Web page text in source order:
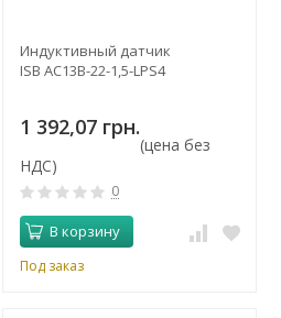
Индуктивный датчик
ISB AC13B-22-1,5-LPS4
1 392,07 грн.
(цена без
НДС)
0
В корзину
Под заказ